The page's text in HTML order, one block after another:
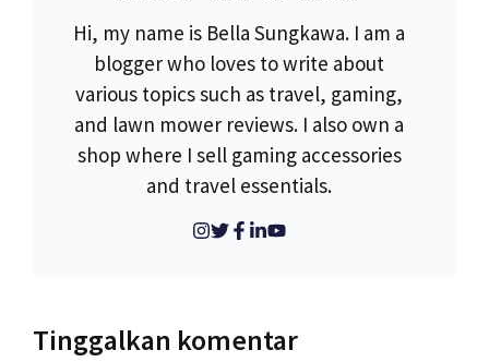
Hi, my name is Bella Sungkawa. I am a
blogger who loves to write about
various topics such as travel, gaming,
and lawn mower reviews. I also own a
shop where I sell gaming accessories
and travel essentials.
Tinggalkan komentar